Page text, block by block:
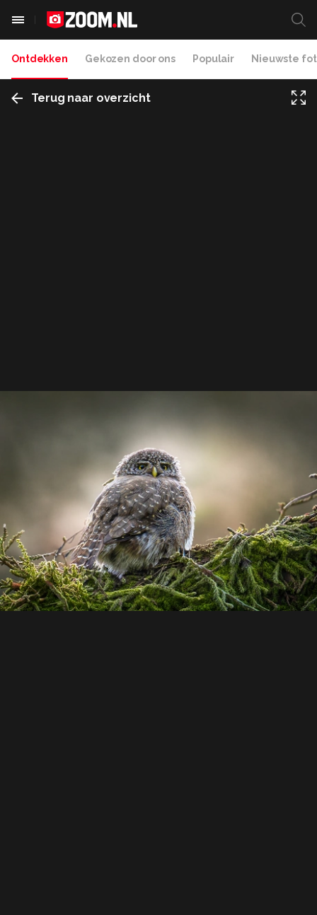
Ontdekken Gekozen door ons Populair Nieuwste
Terug naar overzicht